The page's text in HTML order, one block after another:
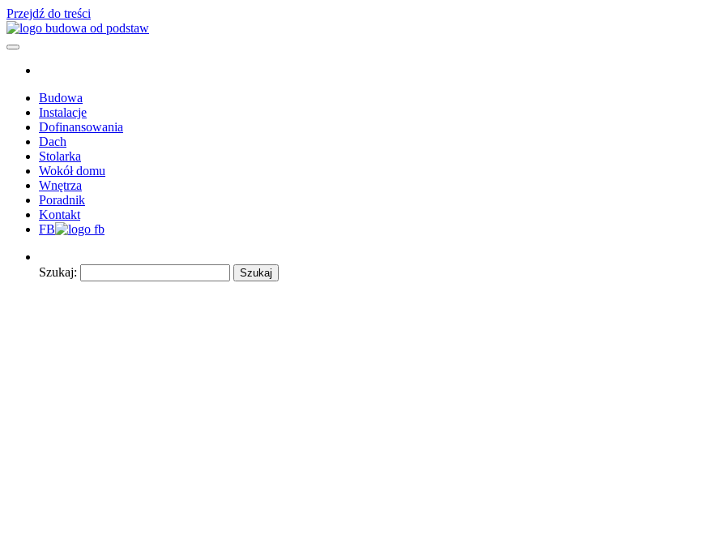
Przejdź do treści
Budowa od podstaw – wszytko co powinieneś wiedzieć o
Budowa
Instalacje
Dofinansowania
Dach
Stolarka
Wokół domu
Wnętrza
Poradnik
Kontakt
FB
Szukaj: